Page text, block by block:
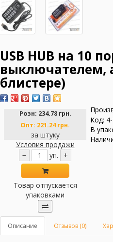
USB HUB на 10
выключателем,
блистере)
Розн: 234.78 грн.
Опт: 221.24 грн.
за штуку
Условия продажи
−
уп. +
Товар отпускается
упаковками
Код:
В
Описание Отзывов (0)